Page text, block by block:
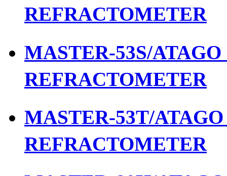
REFRACTOMETER
MASTER-53S/
REFRACTOMETER
MASTER-53T/
REFRACTOMETER